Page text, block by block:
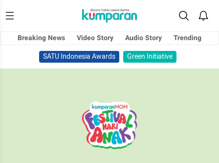
Breaking News Video Story Audio Story
Trending
SATU Indonesia Awards
Green Initiative